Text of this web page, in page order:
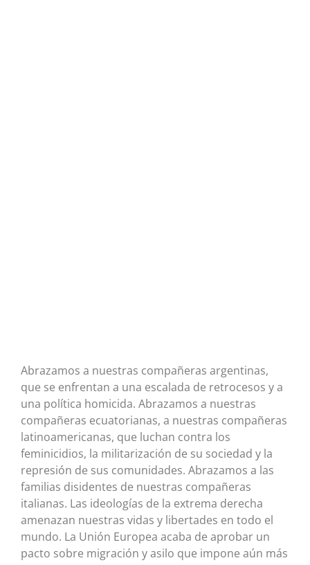
Abrazamos a nuestras compañeras argentinas,
que se enfrentan a una escalada de retrocesos y a
una política homicida. Abrazamos a nuestras
compañeras ecuatorianas, a nuestras compañeras
latinoamericanas, que luchan contra los
feminicidios, la militarización de su sociedad y la
represión de sus comunidades. Abrazamos a las
familias disidentes de nuestras compañeras
italianas. Las ideologías de la extrema derecha
amenazan nuestras vidas y libertades en todo el
mundo. La Unión Europea acaba de aprobar un
pacto sobre migración y asilo que impone aún más